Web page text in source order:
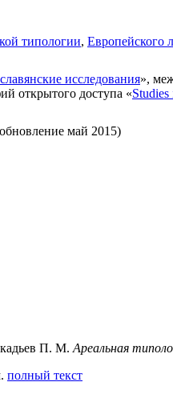
типологии, Европейского
исследования»,
открытого доступа «
май 2015)
П. М. Ареальная
полный текст